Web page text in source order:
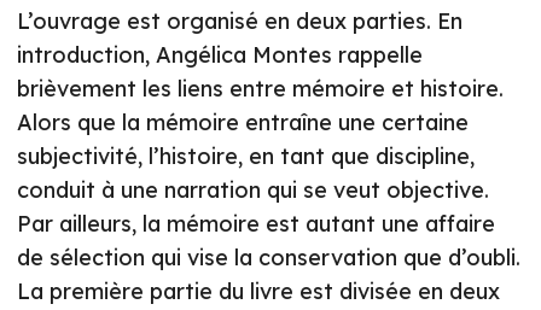
L’ouvrage est organisé en deux parties. En
introduction, Angélica Montes rappelle
brièvement les liens entre mémoire et histoire.
Alors que la mémoire entraîne une certaine
subjectivité, l’histoire, en tant que discipline,
conduit à une narration qui se veut objective.
Par ailleurs, la mémoire est autant une affaire
de sélection qui vise la conservation que d’oubli.
La première partie du livre est divisée en deux